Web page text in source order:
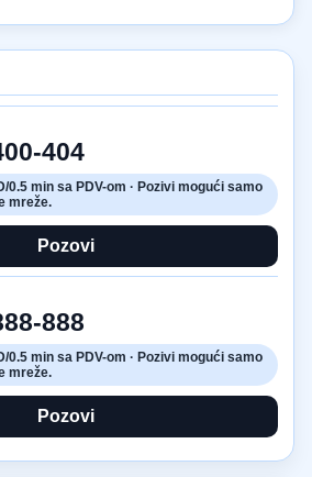
404
0.5 min sa PDV-om · Pozivi mogući samo
mreže.
Pozovi
888
0.5 min sa PDV-om · Pozivi mogući samo
mreže.
Pozovi